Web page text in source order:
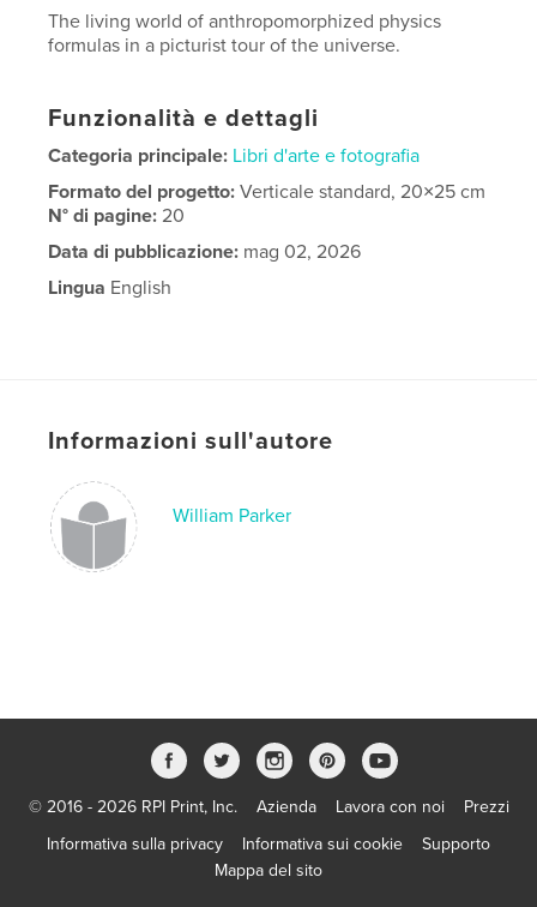
The living world of anthropomorphized physics
formulas in a picturist tour of the universe.
Funzionalità e dettagli
Categoria principale: Libri d'arte e fotografia
Formato del progetto:Verticale standard, 20×25 cm
N° di pagine:20
Data di pubblicazione: mag 02, 2026
Lingua English
Informazioni sull'autore
William Parker
© 2016 - 2026 RPI Print, Inc. Azienda Lavora con noi
Prezzi
Informativa sulla privacy
Informativa sui cookie
Supporto
Mappa del sito